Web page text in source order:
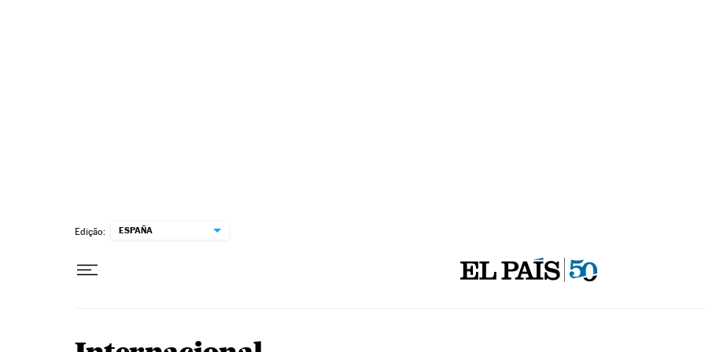
Edição: ESPAÑA